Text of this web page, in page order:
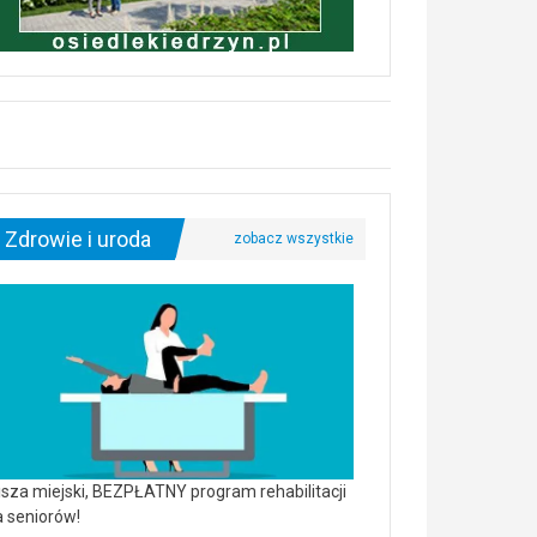
Zdrowie i uroda
miejski, BEZPŁATNY program rehabilitacji
seniorów!